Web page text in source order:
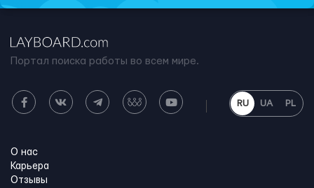
Портал поиска работы во всем мире.
RU UA PL
О нас
Карьера
Отзывы